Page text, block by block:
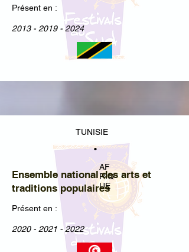
Présent en :
2013 - 2019 - 2024
TUNISIE
•
AF
RIQ
UE
Ensemble national des arts et
traditions populaires
Présent en :
2020 - 2021 - 2022